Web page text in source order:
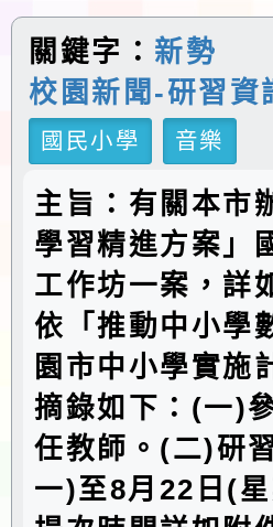
關鍵字： 新勢
校園新聞-研習資
國民小學
音樂
主旨：有關本市
學習精進方案」
工作坊一案，詳
依「推動中小學
園市中小學實施
摘錄如下：(一)
任教師。(二)研
一)至8月22日(